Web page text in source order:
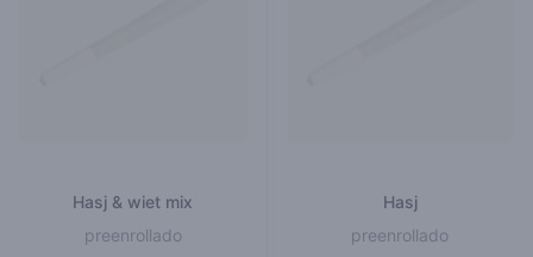
Hasj & wiet mix
preenrollado
Hasj
preenrollado